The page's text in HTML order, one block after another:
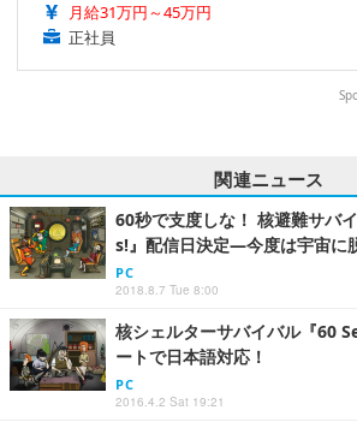
月給31万円～45万円
正社員
関連ニュース
60秒で支度しな！ 核避難サバ
s!』配信日決定―今度は宇宙に
PC
2018.8.7 Tue 8:00
核シェルターサバイバル『60
ートで日本語対応！
PC
2016.4.2 Sat 19:21